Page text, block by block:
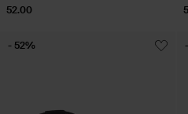
52.00
- 52%